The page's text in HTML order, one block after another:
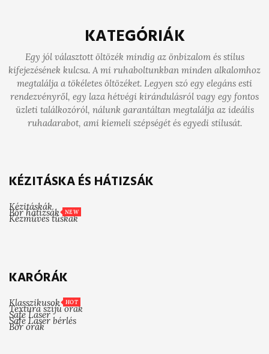
KATEGÓRIÁK
Egy jól választott öltözék mindig az önbizalom és stílus
kifejezésének kulcsa. A mi ruhaboltunkban minden alkalomhoz
megtalálja a tökéletes öltözéket. Legyen szó egy elegáns esti
rendezvényről, egy laza hétvégi kirándulásról vagy egy fontos
üzleti találkozóról, nálunk garantáltan megtalálja az ideális
ruhadarabot, ami kiemeli szépségét és egyedi stílusát.
KÉZITÁSKA ÉS HÁTIZSÁK
Kézitáskák
Bőr hátizsák NEW
Kézműves tűskák
KARÓRÁK
Klasszikusok HOT
Textúra szíjú órák
Safe Laser
Safe Laser bérlés
Bőr órák